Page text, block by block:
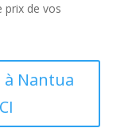
prix de vos
à Nantua